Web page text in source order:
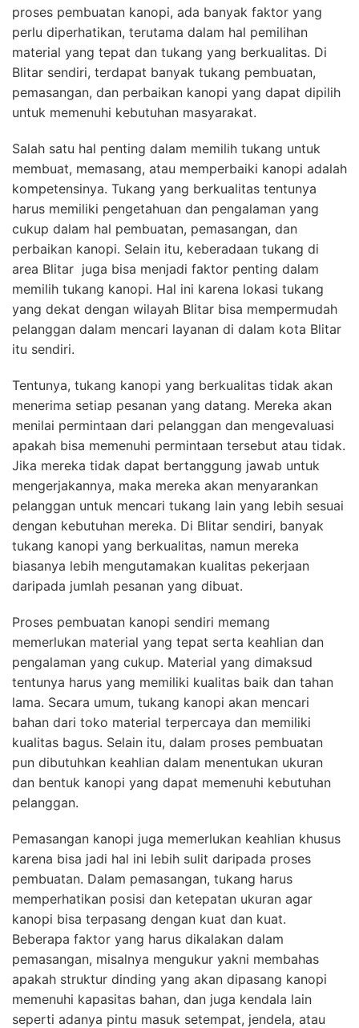
proses pembuatan kanopi, ada banyak faktor yang
perlu diperhatikan, terutama dalam hal pemilihan
material yang tepat dan tukang yang berkualitas. Di
Blitar sendiri, terdapat banyak tukang pembuatan,
pemasangan, dan perbaikan kanopi yang dapat dipilih
untuk memenuhi kebutuhan masyarakat.
Salah satu hal penting dalam memilih tukang untuk
membuat, memasang, atau memperbaiki kanopi adalah
kompetensinya. Tukang yang berkualitas tentunya
harus memiliki pengetahuan dan pengalaman yang
cukup dalam hal pembuatan, pemasangan, dan
perbaikan kanopi. Selain itu, keberadaan tukang di
area Blitar juga bisa menjadi faktor penting dalam
memilih tukang kanopi. Hal ini karena lokasi tukang
yang dekat dengan wilayah Blitar bisa mempermudah
pelanggan dalam mencari layanan di dalam kota Blitar
itu sendiri.
Tentunya, tukang kanopi yang berkualitas tidak akan
menerima setiap pesanan yang datang. Mereka akan
menilai permintaan dari pelanggan dan mengevaluasi
apakah bisa memenuhi permintaan tersebut atau tidak.
Jika mereka tidak dapat bertanggung jawab untuk
mengerjakannya, maka mereka akan menyarankan
pelanggan untuk mencari tukang lain yang lebih sesuai
dengan kebutuhan mereka. Di Blitar sendiri, banyak
tukang kanopi yang berkualitas, namun mereka
biasanya lebih mengutamakan kualitas pekerjaan
daripada jumlah pesanan yang dibuat.
Proses pembuatan kanopi sendiri memang
memerlukan material yang tepat serta keahlian dan
pengalaman yang cukup. Material yang dimaksud
tentunya harus yang memiliki kualitas baik dan tahan
lama. Secara umum, tukang kanopi akan mencari
bahan dari toko material terpercaya dan memiliki
kualitas bagus. Selain itu, dalam proses pembuatan
pun dibutuhkan keahlian dalam menentukan ukuran
dan bentuk kanopi yang dapat memenuhi kebutuhan
pelanggan.
Pemasangan kanopi juga memerlukan keahlian khusus
karena bisa jadi hal ini lebih sulit daripada proses
pembuatan. Dalam pemasangan, tukang harus
memperhatikan posisi dan ketepatan ukuran agar
kanopi bisa terpasang dengan kuat dan kuat.
Beberapa faktor yang harus dikalakan dalam
pemasangan, misalnya mengukur yakni membahas
apakah struktur dinding yang akan dipasang kanopi
memenuhi kapasitas bahan, dan juga kendala lain
seperti adanya pintu masuk setempat, jendela, atau